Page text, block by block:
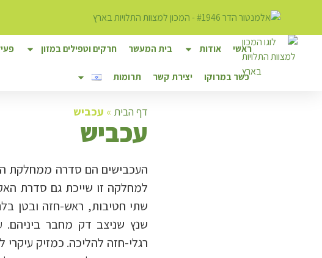
ראשי אודות בית המעשר חרקים וטפילים במזון
כשר במרוקו יצירת קשר תרומות
דף הבית » עכביש
עכביש
העכבישים הם סדרה ממחלקת
למחלקה זו שייכת גם סדרת
שתי חטיבות, ראש-חזה ובטן
שנץ שניצב דק מחבר ביניהם.
רגלי-חזה להליכה. כמזיק